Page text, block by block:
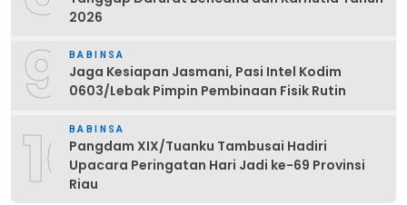
2026
9 BABINSA
Jaga Kesiapan Jasmani, Pasi Intel Kodim
0603/Lebak Pimpin Pembinaan Fisik Rutin
10BABINSA
Pangdam XIX/Tuanku Tambusai Hadiri
Upacara Peringatan Hari Jadi ke-69 Provinsi
Riau